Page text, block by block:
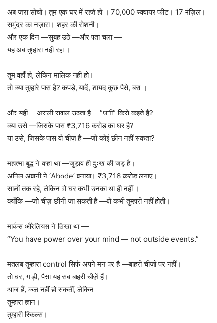
अब ज़रा सोचो। तुम एक घर में रहते हो । 70,000 स्क्वायर फीट। 17 मंज़िल।
समुंदर का नज़ारा। शहर की रोशनी।
और एक दिन —सुबह उठे —और पता चला —
यह अब तुम्हारा नहीं रहा ।
तुम वहाँ हो, लेकिन मालिक नहीं हो।
तो क्या तुम्हारे पास है? कपड़े, यादें, शायद कुछ पैसे, बस ।
और यहीं —असली सवाल उठता है —”धनी” किसे कहते हैं?
क्या उसे —जिसके पास ₹3,716 करोड़ का घर है?
या उसे, जिसके पास वो चीज़ है —जो कोई छीन नहीं सकता?
महात्मा बुद्ध ने कहा था —जुड़ाव ही दुःख की जड़ है।
अनिल अंबानी ने ‘Abode’ बनाया। ₹3,716 करोड़ लगाए।
सालों तक रहे, लेकिन वो घर कभी उनका था ही नहीं ।
क्योंकि —जो चीज़ छीनी जा सकती है —वो कभी तुम्हारी नहीं होती।
मार्कस औरेलियस ने लिखा था —
“You have power over your mind — not outside events.”
मतलब तुम्हारा control सिर्फ अपने मन पर है —बाहरी चीज़ों पर नहीं।
तो घर, गाड़ी, पैसा यह सब बाहरी चीज़ें हैं।
आज हैं, कल नहीं हो सकतीं, लेकिन
तुम्हारा ज्ञान।
तुम्हारी स्किल्स।